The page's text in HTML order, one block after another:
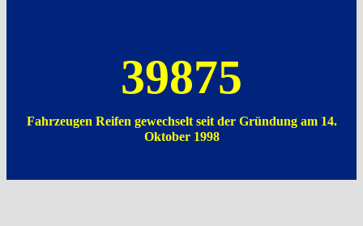
39875
Fahrzeugen Reifen gewechselt seit der Gründung am 14.
Oktober 1998